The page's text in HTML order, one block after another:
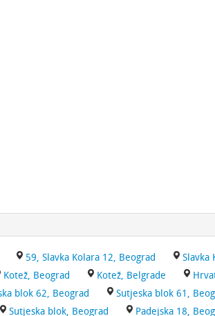
59, Slavka Kolara 12, Beograd Slavka
Kotež, Beograd Kotež, Belgrade
blok 62, Beograd Sutjeska blok 61,
Sutjeska blok, Beograd Padejska 18,